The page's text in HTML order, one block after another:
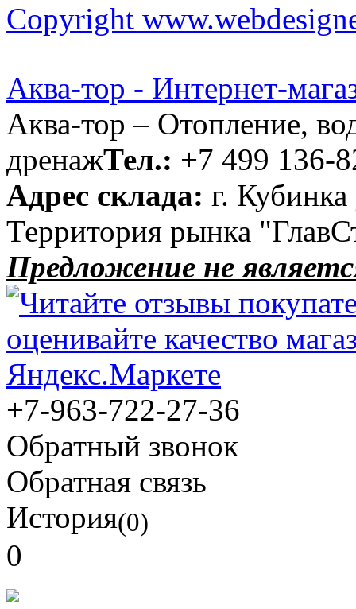
Copyright
Аква-тор - Интернет-
Аква-тор – Отопление,
дренажТел.: +7 499 136-
Адрес склада: г.
Территория рынка
Предложение не
+7-963-722-27-36
Обратный звонок
Обратная связь
История(0)
0